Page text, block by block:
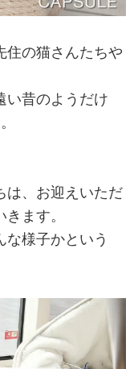
住の猫さんたちや
い昔のようだけ
は、お迎えいただ
ます。
様子かという